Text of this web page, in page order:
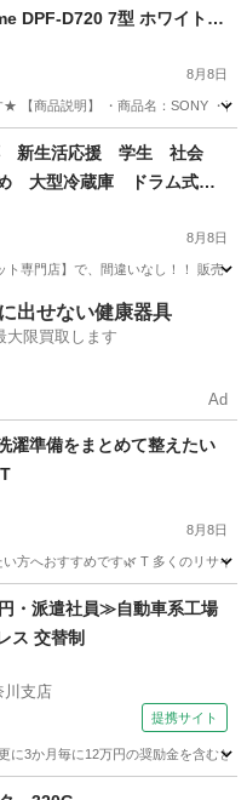
DPF-D720 7型 ホワイト
8月8日
【商品説明】 ・商品名：SONY ・商
新生活応援 学生 社会
大型冷蔵庫 ドラム式洗
8月8日
専門店】で、間違いなし！！ 販売セ
濯機出せない健康器具
大限買取します
Ad
濯準備をまとめて整えたい
8月8日
方へおすすめです🌿 T 多くのリサ
・派遣社員≫自動車系工場
ス 交替制
川支店
提携サイト
に3か月毎に12万円の奨励金を含む